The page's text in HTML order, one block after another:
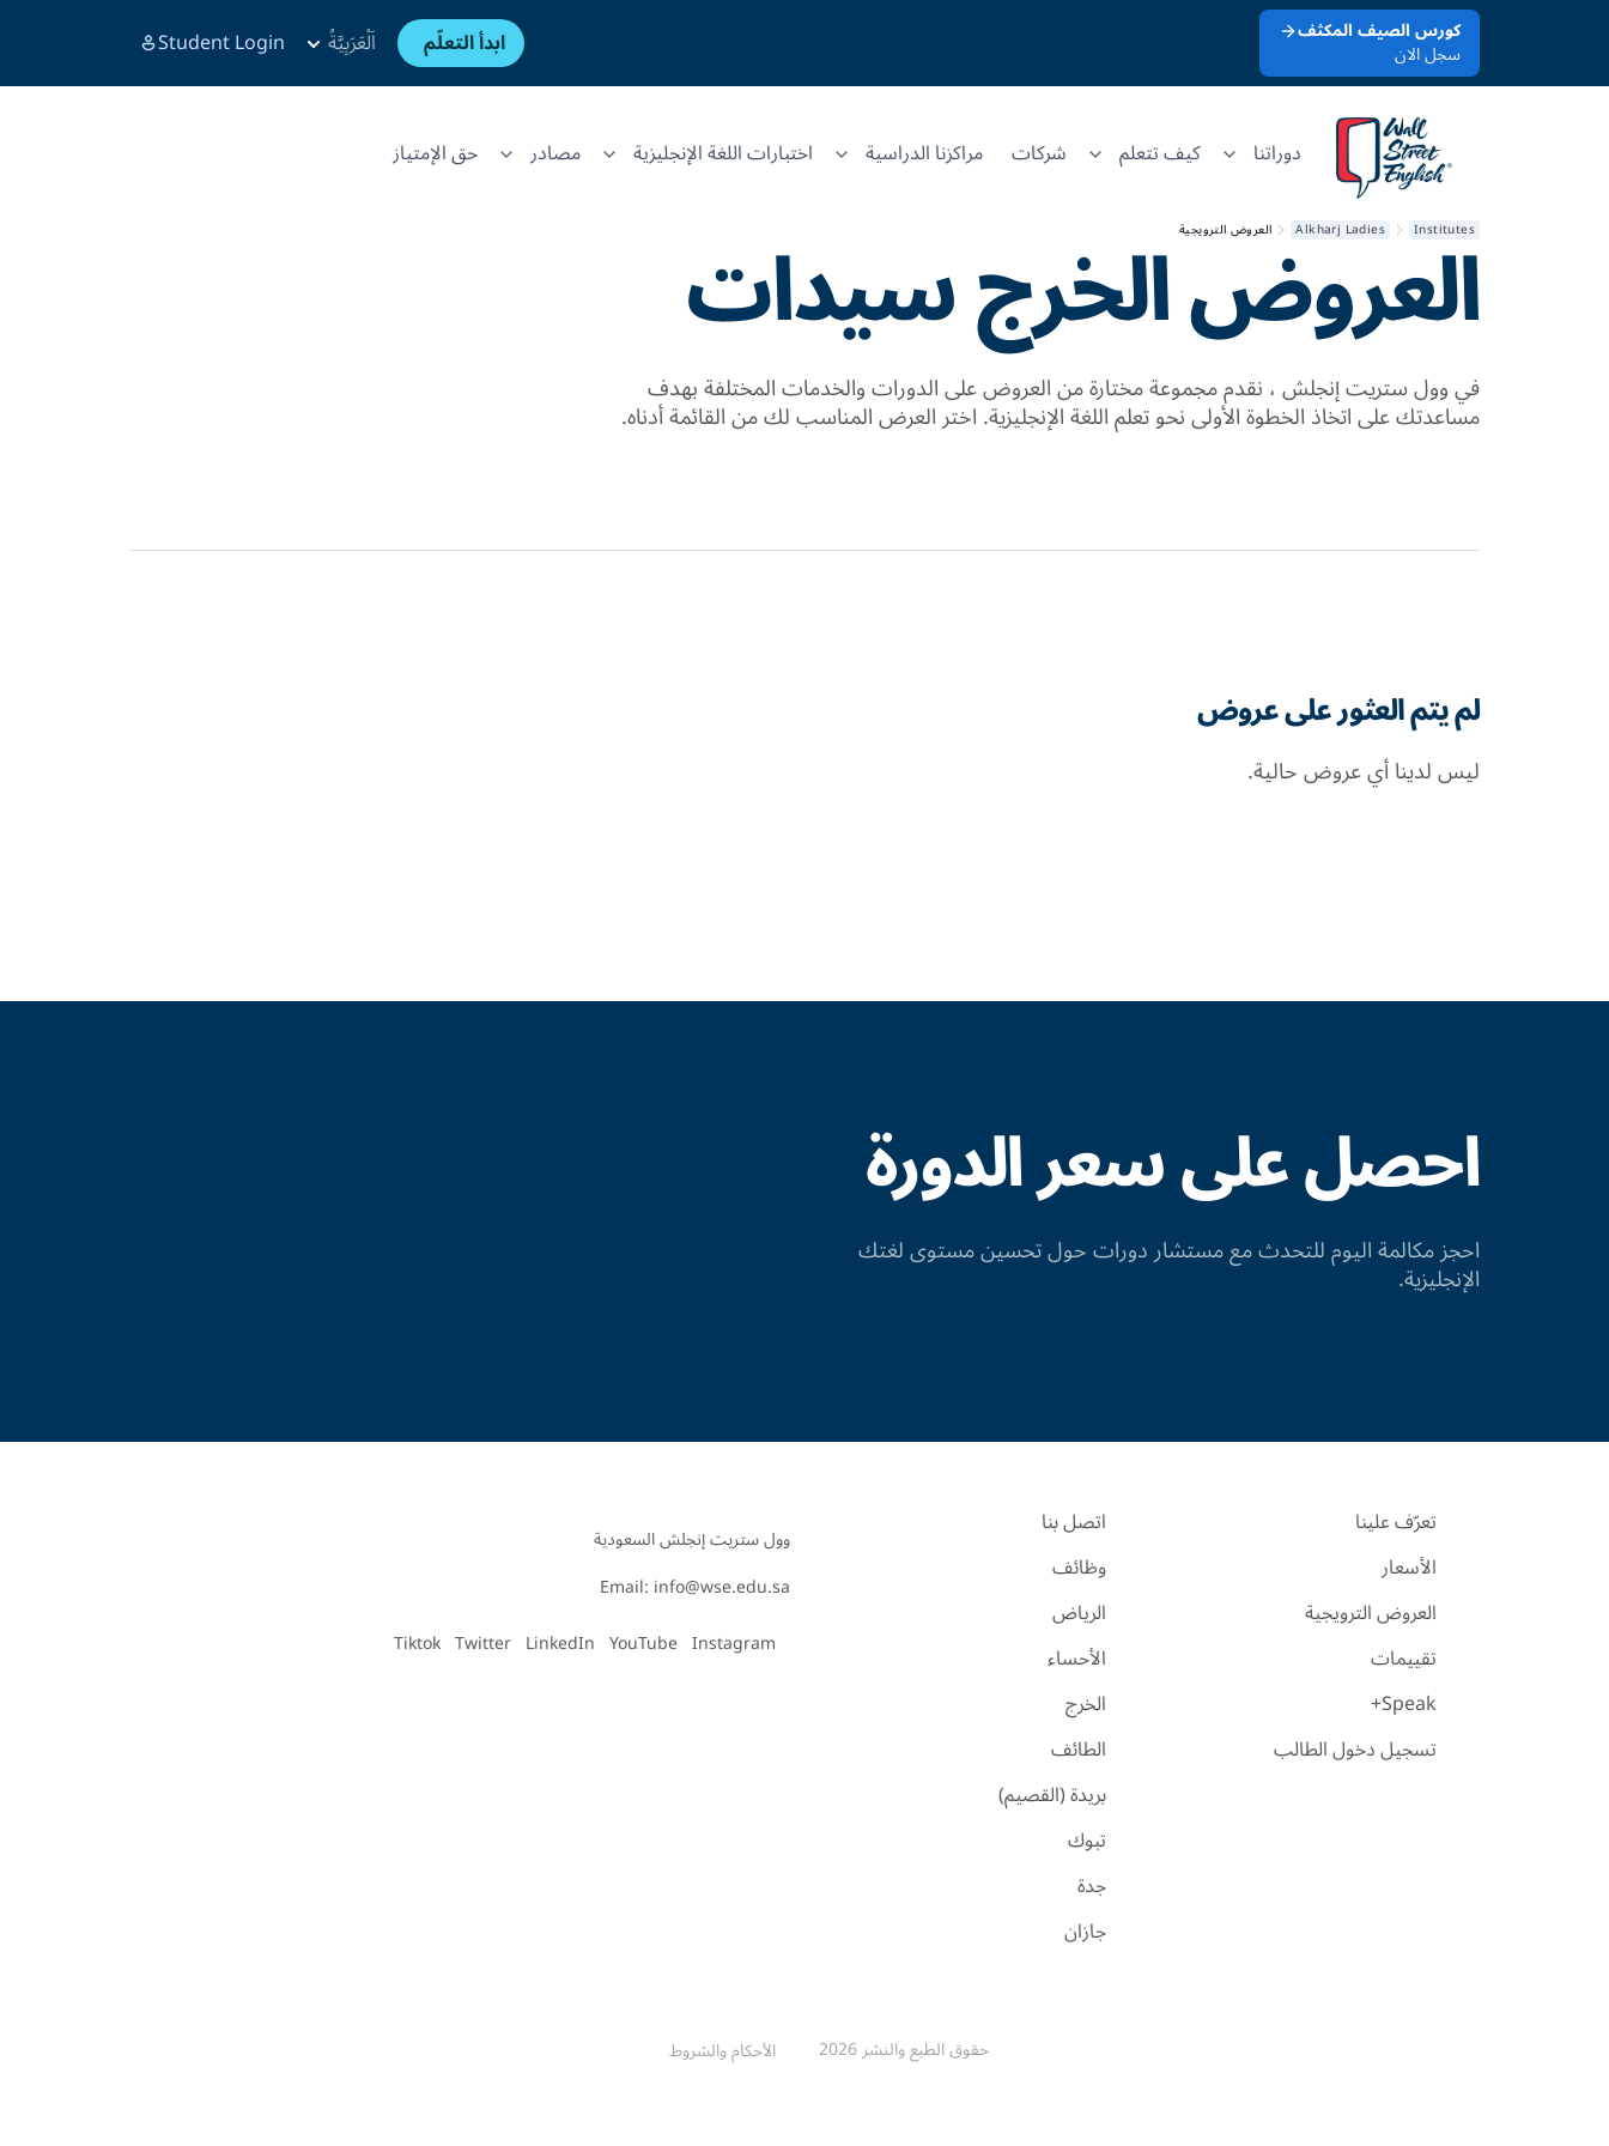
كورس الصيف المكثف
سجل الان ابدأ التعلّم اَلْعَرَبِيَّةُ Student Login
دوراتنا كيف تتعلم شركات مراكزنا الدراسية اختبارات اللغة الإنجليزية مصادر حق الإمتياز
Institutes
Alkharj Ladies العروض الترويجية
العروضالخرج سيدات
في وول ستريت إنجلش ، نقدم مجموعة مختارة من العروض على الدورات والخدمات المختلفة بهدف
مساعدتك على اتخاذ الخطوة الأولى نحو تعلم اللغة الإنجليزية. اختر العرض المناسب لك من القائمة أدناه.
لم يتم العثور على عروض
ليس لدينا أي عروض حالية.
احصل على سعر الدورة
احجز مكالمة اليوم للتحدث مع مستشار دورات حول تحسين مستوى لغتك
الإنجليزية.
تعرّف علينا
الأسعار
العروض الترويجية
تقييمات
Speak+
تسجيل دخول الطالب
اتصل بنا
وظائف
الرياض
الأحساء
الخرج
الطائف
بريدة (القصيم)
تبوك
جدة
جازان
Email: info@wse.edu.sa
Instagram
YouTube
LinkedIn
Twitter
Tiktok
حقوق الطبع والنشر 2026 الأحكام والشروط